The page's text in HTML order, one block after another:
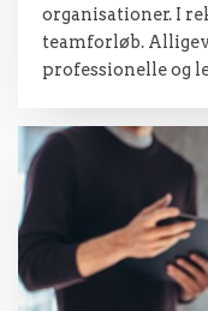
organisationer. I
teamforløb.
professionelle og